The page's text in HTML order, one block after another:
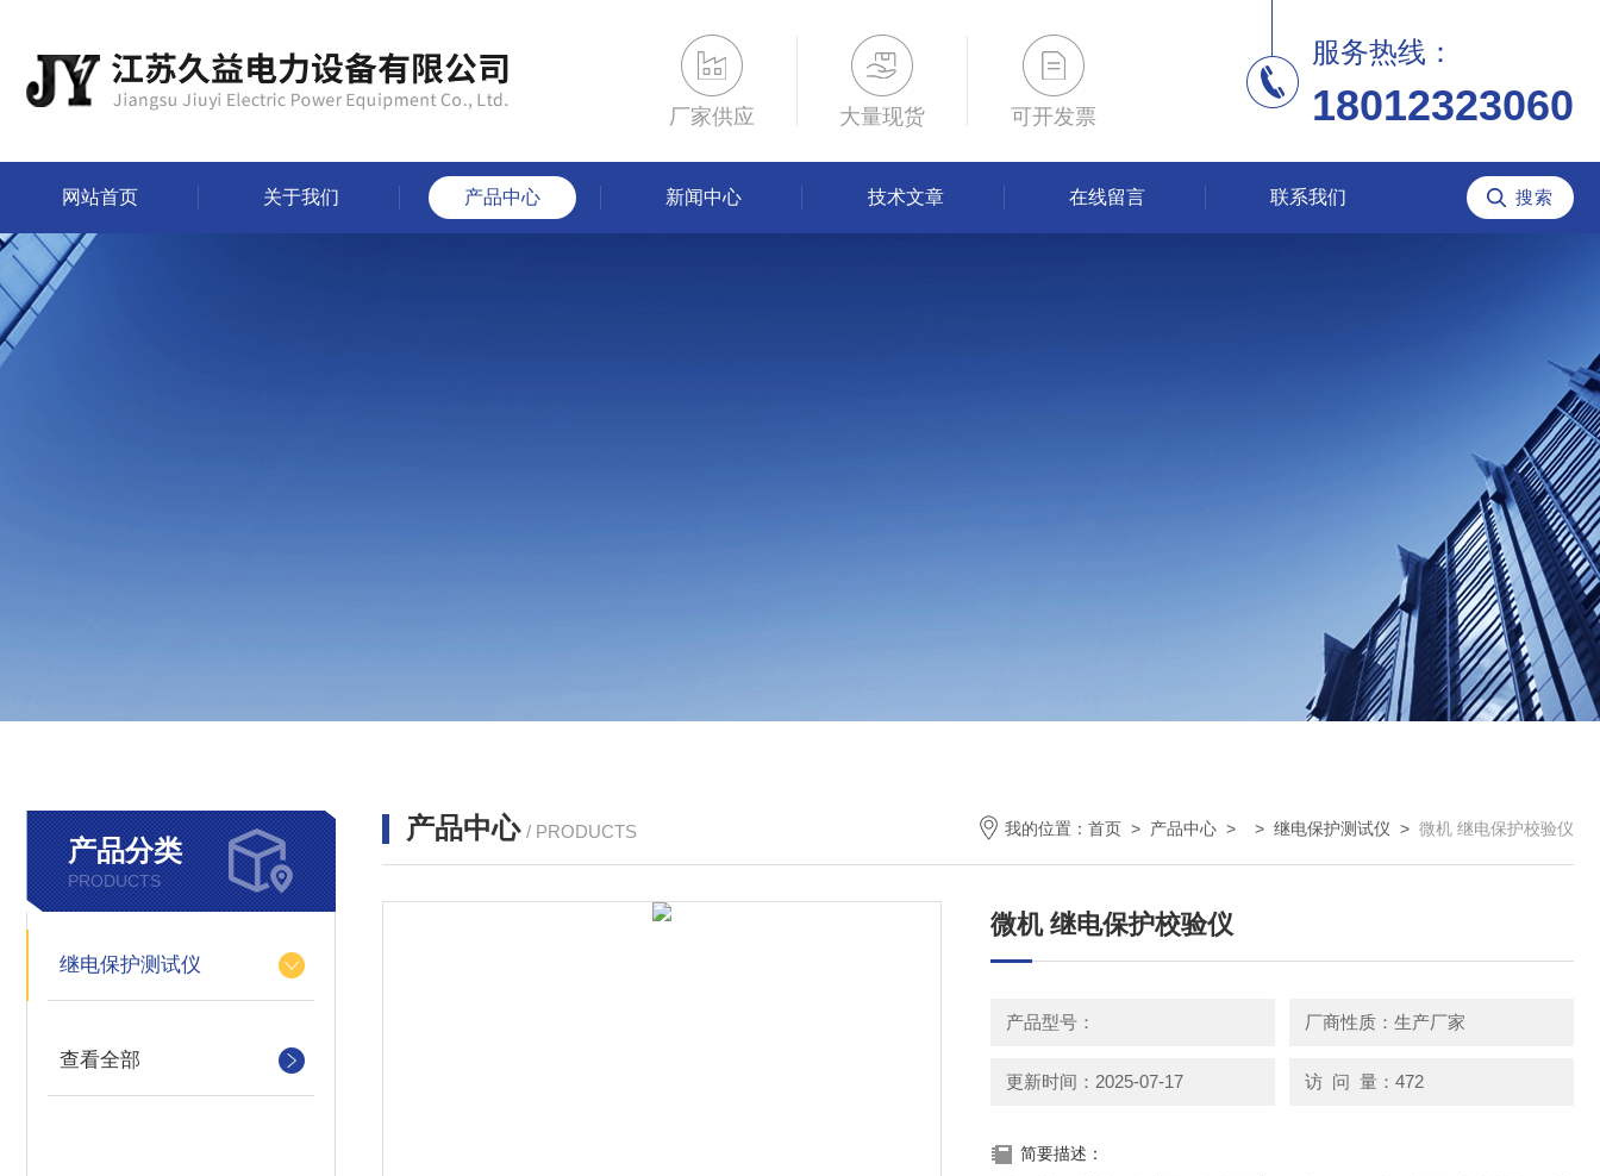
厂家供应 大量现货 可开发票
服务热线：
18012323060
网站首页 关于我们 产品中心 新闻中心 技术文章 在线留言 联系我们
产品分类
PRODUCTS
继电保护测试仪
查看全部
产品中心 / PRODUCTS 我的位置： 首页 > 产品中心 > > 继电保护测试仪 > 微机 继电保护校验仪
微机 继电保护校验仪
产品型号： 厂商性质：生产厂家
更新时间：2025-07-17 访 问 量：472
简要描述：